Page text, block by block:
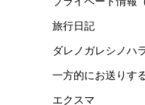
旅行日記
ダレノガレシノハ
一方的にお送りす
エクスマ